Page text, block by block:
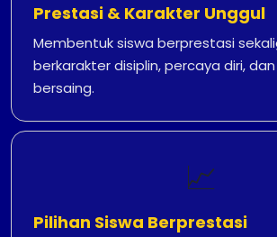
Prestasi & Karakter Unggul
Membentuk siswa berprestasi
berkarakter disiplin, percaya diri,
bersaing.
📈
Pilihan Siswa Berprestasi